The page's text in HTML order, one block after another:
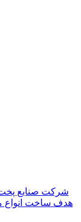
هدف ساخت انواع